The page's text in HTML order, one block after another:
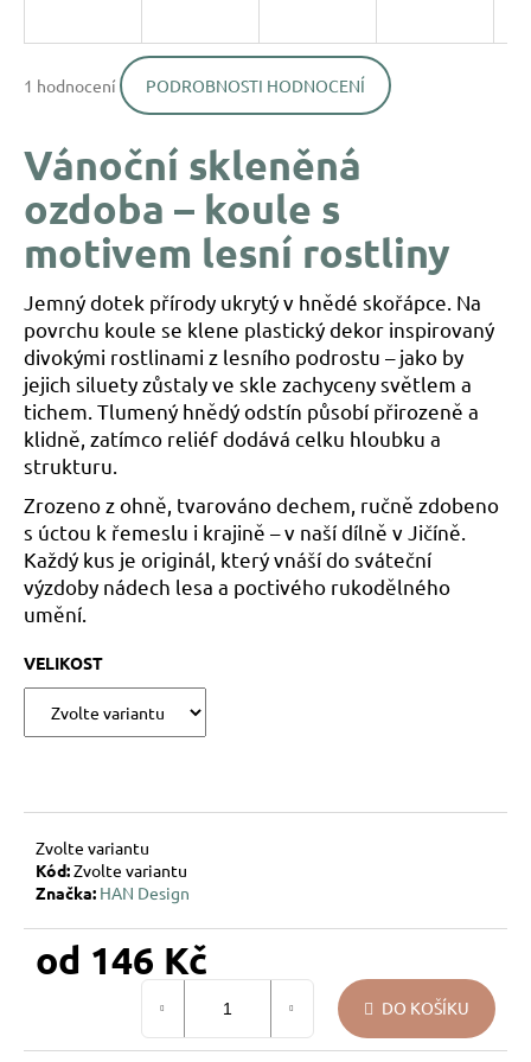
hodnocení
5,0
5
hvězdiček.
1 hodnocení PODROBNOSTI HODNOCENÍ
Vánoční skleněná
ozdoba – koule s
motivem lesní rostliny
Jemný dotek přírody ukrytý v hnědé skořápce. Na
povrchu koule se klene plastický dekor inspirovaný
divokými rostlinami z lesního podrostu – jako by
jejich siluety zůstaly ve skle zachyceny světlem a
tichem. Tlumený hnědý odstín působí přirozeně a
klidně, zatímco reliéf dodává celku hloubku a
strukturu.
Zrozeno z ohně, tvarováno dechem, ručně zdobeno
s úctou k řemeslu i krajině – v naší dílně v Jičíně.
Každý kus je originál, který vnáší do sváteční
výzdoby nádech lesa a poctivého rukodělného
umění.
VELIKOST
Zvolte variantu
Kód:Zvolte variantu
Značka: HAN Design
od 146 Kč
DO KOŠÍKU
í
?
D
o
p
o
r
u
č
u
j
e
e
VÁNOČNÍ
KOULE
LÍSTKY
144
Kč